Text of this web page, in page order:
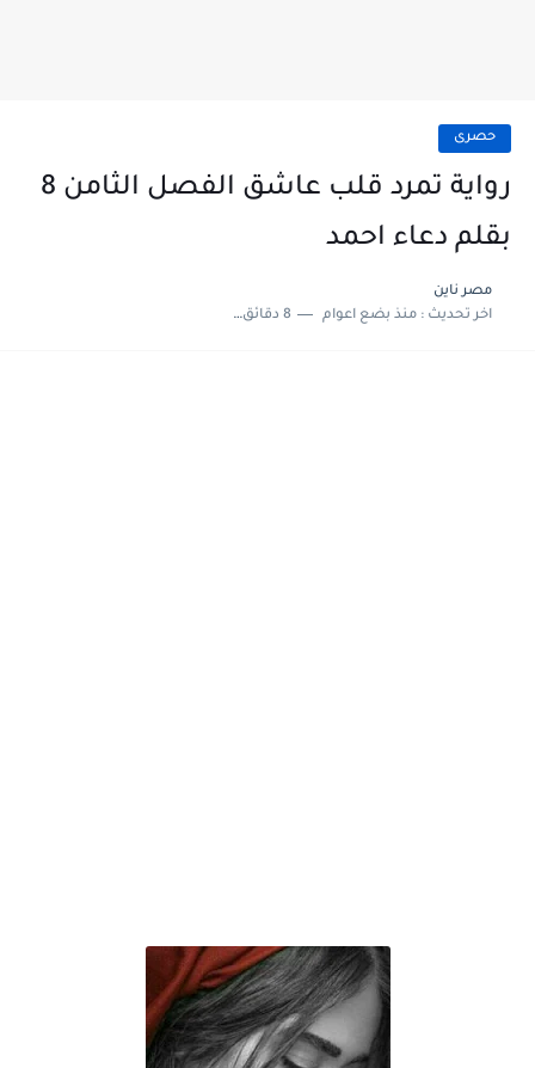
حصرى
رواية تمرد قلب عاشق الفصل الثامن 8
بقلم دعاء احمد
مصر ناين
اخر تحديث :منذ بضع اعوام 8 دقائق للقراءة